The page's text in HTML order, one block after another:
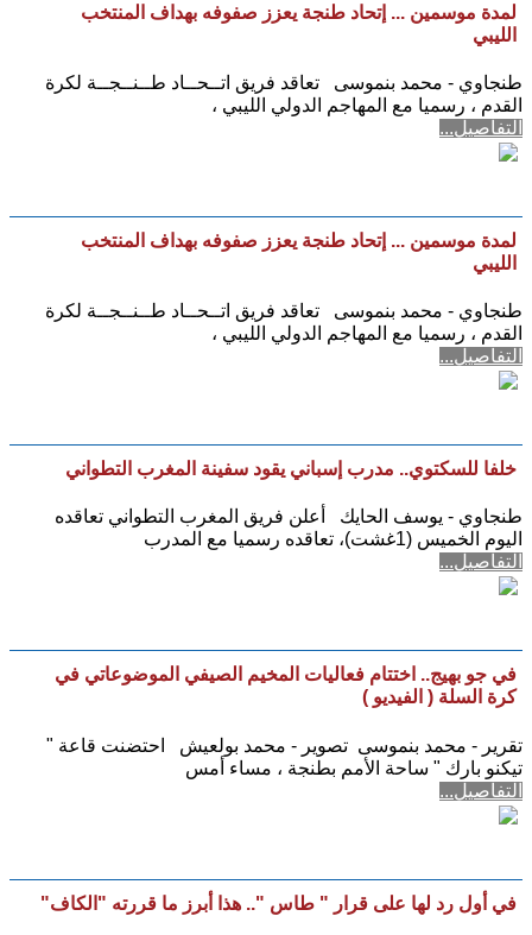
لمدة موسمين ... إتحاد طنجة يعزز صفوفه بهداف المنتخب
الليبي
طنجاوي - محمد بنموسى تعاقد فريق اتــحــاد طــنــجــة لكرة
القدم ، رسميا مع المهاجم الدولي الليبي ،
التفاصيل...
لمدة موسمين ... إتحاد طنجة يعزز صفوفه بهداف المنتخب
الليبي
طنجاوي - محمد بنموسى تعاقد فريق اتــحــاد طــنــجــة لكرة
القدم ، رسميا مع المهاجم الدولي الليبي ،
التفاصيل...
خلفا للسكتوي.. مدرب إسباني يقود سفينة المغرب التطواني
طنجاوي - يوسف الحايك أعلن فريق المغرب التطواني تعاقده
اليوم الخميس (1غشت)، تعاقده رسميا مع المدرب
التفاصيل...
في جو بهيج.. اختتام فعاليات المخيم الصيفي الموضوعاتي في
كرة السلة ( الفيديو )
تقرير - محمد بنموسى تصوير - محمد بولعيش احتضنت قاعة "
تيكنو بارك " ساحة الأمم بطنجة ، مساء أمس
التفاصيل...
في أول رد لها على قرار " طاس ".. هذا أبرز ما قررته ​"الكاف"